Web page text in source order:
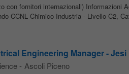
con fornitori internazionali) Informazioni
CCNL Chimico Industria - Livello C2,
Engineering Manager -
- Ascoli Piceno